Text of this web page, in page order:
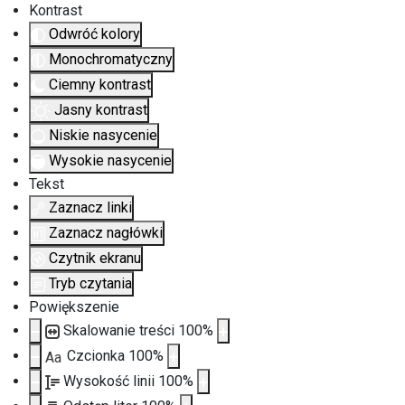
Kontrast
Odwróć kolory
Monochromatyczny
Ciemny kontrast
Jasny kontrast
Niskie nasycenie
Wysokie nasycenie
Tekst
Zaznacz linki
Zaznacz nagłówki
Czytnik ekranu
Tryb czytania
Powiększenie
Skalowanie treści 100%
Aa Czcionka 100%
Wysokość linii 100%